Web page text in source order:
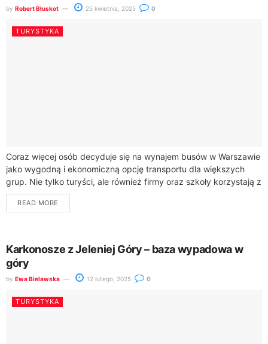
by Robert Błuskot 25 kwietnia, 2025 0
TURYSTYKA
Coraz więcej osób decyduje się na wynajem busów w Warszawie
jako wygodną i ekonomiczną opcję transportu dla większych
grup. Nie tylko turyści, ale również firmy oraz szkoły korzystają z
tego...
READ MORE
Karkonosze z Jeleniej Góry – baza wypadowa w
góry
by Ewa Bielawska 12 lutego, 2025 0
TURYSTYKA